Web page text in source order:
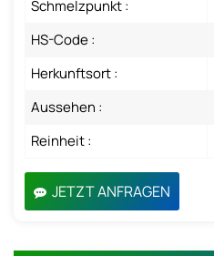
Schmelzpunkt :
HS-Code :
Herkunftsort :
Aussehen :
Reinheit :
JETZT ANFRAGEN